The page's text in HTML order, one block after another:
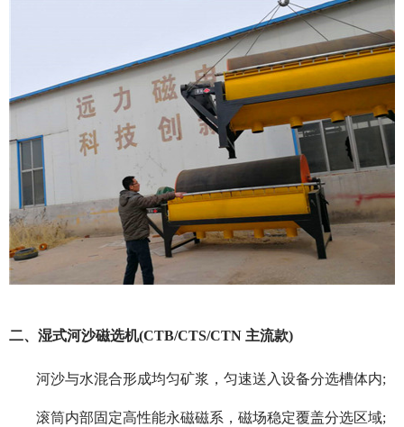
二、湿式河沙磁选机(CTB/CTS/CTN 主流款)
河沙与水混合形成均匀矿浆，匀速送入设备分选槽体内;
滚筒内部固定高性能永磁磁系，磁场稳定覆盖分选区域;